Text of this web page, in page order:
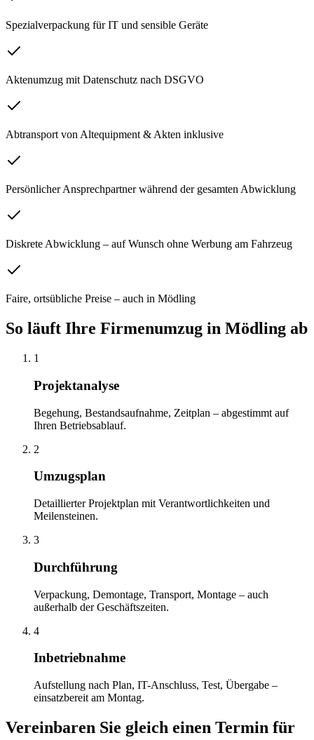
Spezialverpackung für IT und sensible Geräte
Aktenumzug mit Datenschutz nach DSGVO
Abtransport von Altequipment & Akten inklusive
Persönlicher Ansprechpartner während der gesamten Abwicklung
Diskrete Abwicklung – auf Wunsch ohne Werbung am Fahrzeug
Faire, ortsübliche Preise – auch in Mödling
So läuft Ihre Firmenumzug in Mödling ab
1
Projektanalyse
Begehung, Bestandsaufnahme, Zeitplan – abgestimmt auf
Ihren Betriebsablauf.
2
Umzugsplan
Detaillierter Projektplan mit Verantwortlichkeiten und
Meilensteinen.
3
Durchführung
Verpackung, Demontage, Transport, Montage – auch
außerhalb der Geschäftszeiten.
4
Inbetriebnahme
Aufstellung nach Plan, IT-Anschluss, Test, Übergabe –
einsatzbereit am Montag.
Vereinbaren Sie gleich einen Termin für